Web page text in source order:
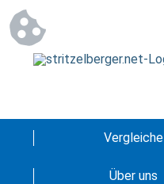
Vergleiche
Über uns